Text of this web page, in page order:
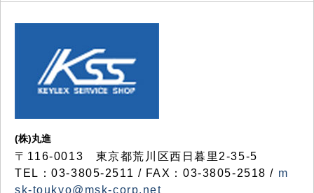
(株)丸進
〒116-0013 東京都荒川区西日暮里2-35-5
TEL：03-3805-2511 / FAX：03-3805-2518 / m
sk-toukyo@msk-corp.net